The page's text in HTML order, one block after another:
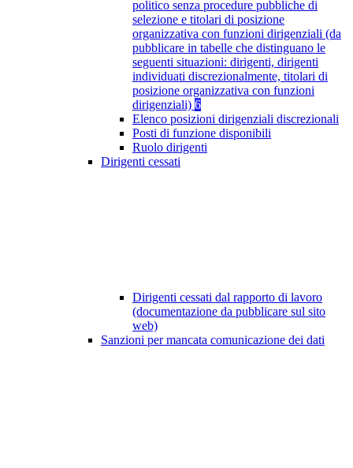
politico senza procedure pubbliche di
selezione e titolari di posizione
organizzativa con funzioni dirigenziali (da
pubblicare in tabelle che distinguano le
seguenti situazioni: dirigenti, dirigenti
individuati discrezionalmente, titolari di
posizione organizzativa con funzioni
dirigenziali) 6
Elenco posizioni dirigenziali discrezionali
Posti di funzione disponibili
Ruolo dirigenti
Dirigenti cessati
Dirigenti cessati dal rapporto di lavoro
(documentazione da pubblicare sul sito
web)
Sanzioni per mancata comunicazione dei dati